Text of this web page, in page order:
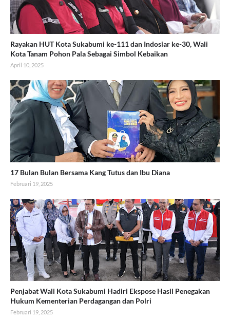
Rayakan HUT Kota Sukabumi ke-111 dan Indosiar ke-30, Wali
Kota Tanam Pohon Pala Sebagai Simbol Kebaikan
April 10, 2025
17 Bulan Bulan Bersama Kang Tutus dan Ibu Diana
Februari 19, 2025
Penjabat Wali Kota Sukabumi Hadiri Ekspose Hasil Penegakan
Hukum Kementerian Perdagangan dan Polri
Februari 19, 2025